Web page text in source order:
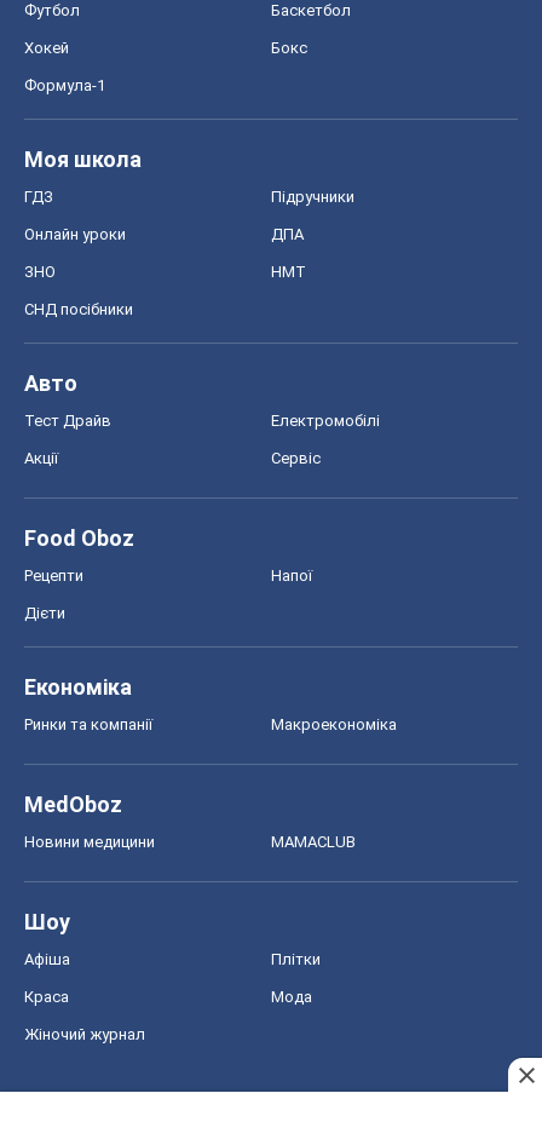
Футбол Баскетбол
Хокей Бокс
Формула-1
Моя школа
ГДЗ Підручники
Онлайн уроки ДПА
ЗНО НМТ
СНД посібники
Авто
Тест Драйв Електромобілі
Акції Сервіс
Food Oboz
Рецепти Напої
Дієти
Економіка
Ринки та компанії Макроекономіка
MedOboz
Новини медицини MAMACLUB
Шоу
Афіша Плітки
Краса Мода
Жіночий журнал